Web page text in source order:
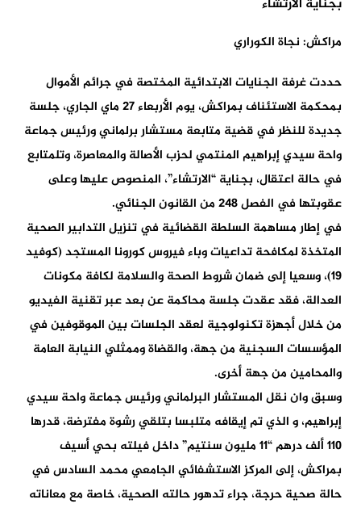
مراكش: نجاة الكوراري
حددت غرفة الجنايات الابتدائية المختصة في جرائم الأموال
بمحكمة الاستئناف بمراكش، يوم الأربعاء 27 ماي الجاري، جلسة
جديدة للنظر في قضية متابعة مستشار برلماني ورئيس جماعة
واحة سيدي إبراهيم المنتمي لحزب الأصالة والمعاصرة، وتلمتابع
في حالة اعتقال، بجناية “الارتشاء”، المنصوص عليها وعلى
عقوبتها في الفصل 248 من القانون الجنائي.
في إطار مساهمة السلطة القضائية في تنزيل التدابير الصحية
المتخذة لمكافحة تداعيات وباء فيروس كورونا المستجد (كوفيد
19)، وسعيا إلى ضمان شروط الصحة والسلامة لكافة مكونات
العدالة، فقد عقدت جلسة محاكمة عن بعد عبر تقنية الفيديو
من خلال أجهزة تكنولوجية لعقد الجلسات بين الموقوفين في
المؤسسات السجنية من جهة، والقضاة وممثلي النيابة العامة
والمحامين من جهة أخرى.
وسبق وان نقل المستشار البرلماني ورئيس جماعة واحة سيدي
إبراهيم، و الذي تم إيقافه متلبسا بتلقي رشوة مفترضة، قدرها
110 ألف درهم “11 مليون سنتيم” داخل فيلته بحي أسيف
بمراكش، إلى المركز الاستشفائي الجامعي محمد السادس في
حالة صحية حرجة، جراء تدهور حالته الصحية، خاصة مع معاناته